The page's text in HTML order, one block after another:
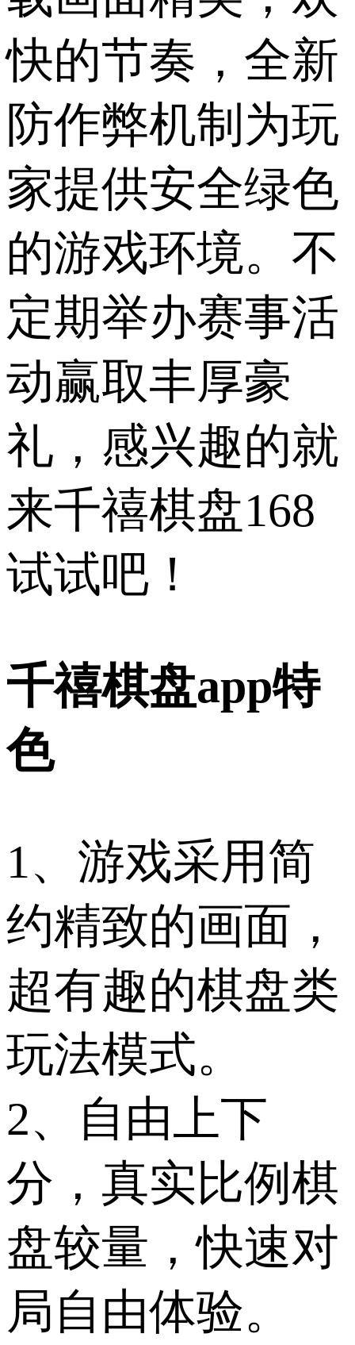
快的节奏，全新
防作弊机制为玩
家提供安全绿色
的游戏环境。不
定期举办赛事活
动赢取丰厚豪
礼，感兴趣的就
来千禧棋盘168
试试吧！
千禧棋盘app特
色
1、游戏采用简
约精致的画面，
超有趣的棋盘类
玩法模式。
2、自由上下
分，真实比例棋
盘较量，快速对
局自由体验。